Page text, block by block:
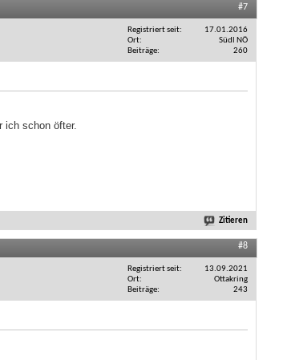
#7
Registriert seit
17.01.2016
Ort
Südl NÖ
Beiträge
260
ich schon öfter.
Zitieren
#8
Registriert seit
13.09.2021
Ort
Ottakring
Beiträge
243